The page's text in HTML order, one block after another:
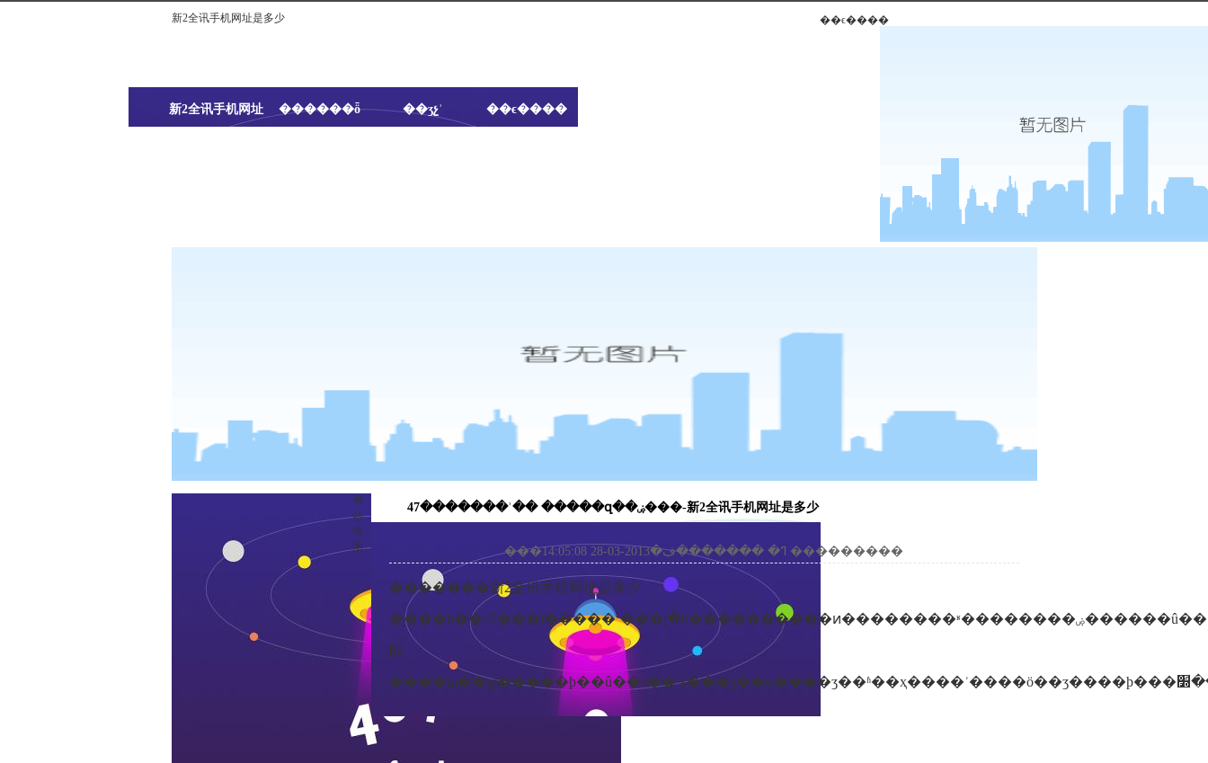
新2全讯手机网址是多少 ��ϵ����
新2全讯手机网址 ������ȫ ��ʒչʾ ��ϵ����
47�������ʾ�� �����զ��ۻ���-新2全讯手机网址是多少
���ߣ� �������ڣ�2013-03-28 14:05:08 ���������
�������新2全讯手机网址是多少
����һ��47���ĵ�����ʾ���լ�һֻ����������ͷ��������ʶ��������ۻ������û��ա��լ��������
䣬
网
站
地
图